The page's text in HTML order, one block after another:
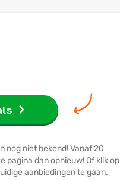
nog niet bekend! Vanaf 20
pagina dan opnieuw! Of klik op
aanbiedingen te gaan.